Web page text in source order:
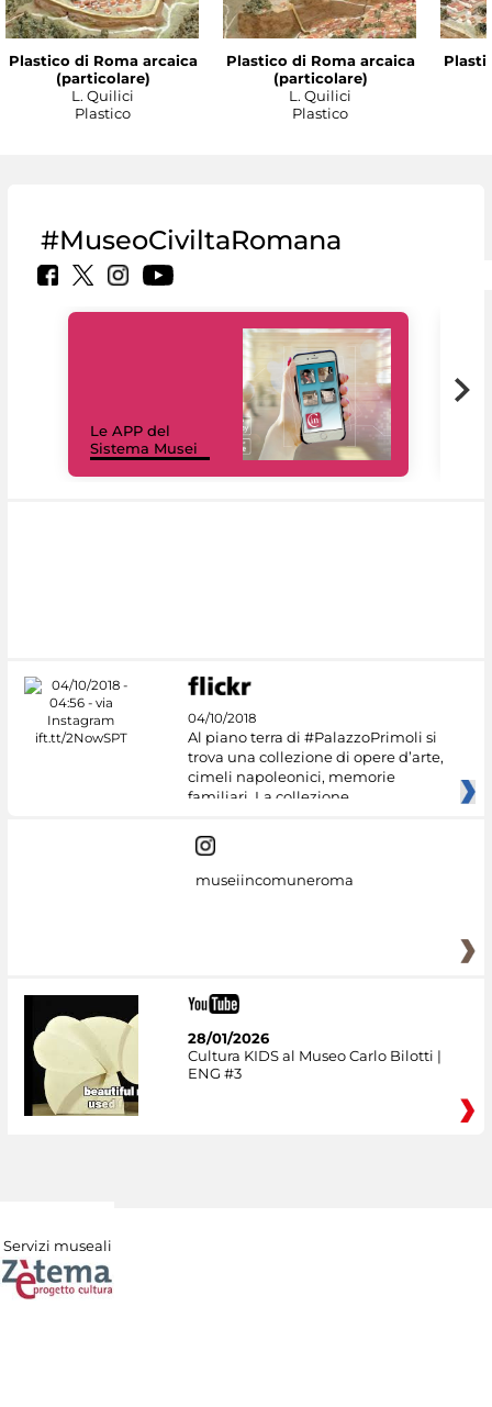
Plastico di Roma arcaica
(particolare)
L. Quilici
Plastico
Plastico di Roma arcaica
(particolare)
L. Quilici
Plastico
#MuseoCiviltaRomana
Le APP del
Sistema Musei
04/10/2018
Al piano terra di #PalazzoPrimoli si
trova una collezione di opere d’arte,
cimeli napoleonici, memorie
familiari. La collezione
museiincomuneroma
28/01/2026
Cultura KIDS al Museo Carlo Bilotti |
ENG #3
Servizi museali